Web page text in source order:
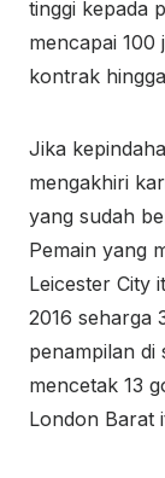
tinggi kepada
mencapai
kontrak
Jika
mengakhiri
yang sudah
Pemain yang
Leicester City
2016 seharga
penampilan di
mencetak 13
London Barat